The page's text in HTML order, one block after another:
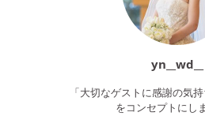
yn__wd__
「大切なゲストに感謝の気
をコンセプトにし